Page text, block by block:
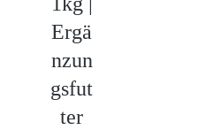
Ergä
nzun
gsfut
ter